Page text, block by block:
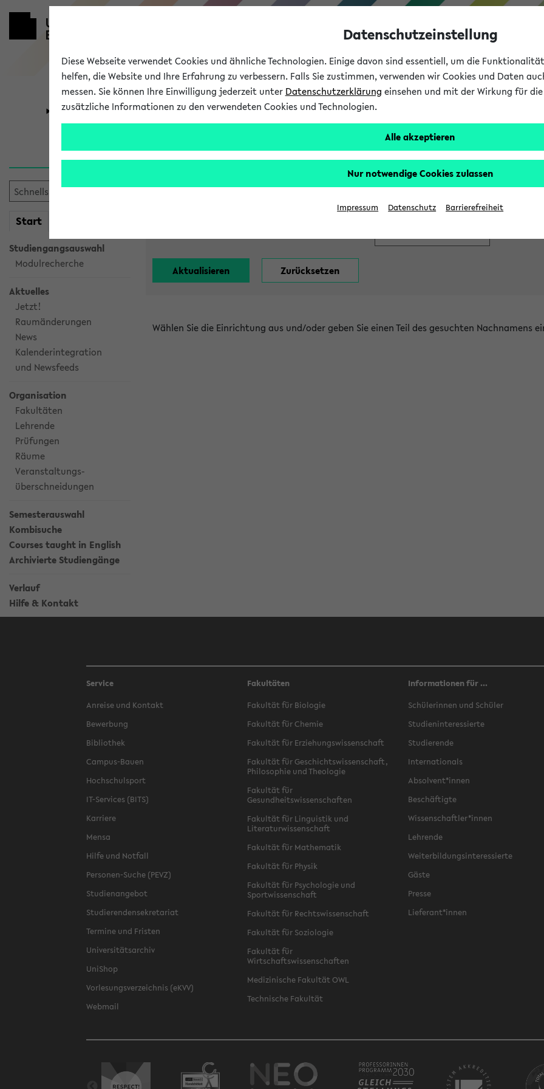
Universität Forschung Studium
Start
Studiengangsauswahl
Modulrecherche
Aktuelles
Jetzt!
Raumänderungen
News
Kalenderintegration
und Newsfeeds
Organisation
Fakultäten
Lehrende
Prüfungen
Räume
Veranstaltungs-
überschneidungen
Semesterauswahl
Kombisuche
Courses taught in English
Archivierte Studiengänge
Verlauf
Hilfe & Kontakt
Alle Lehrenden
Wählen Sie die Einrichtung aus und/oder geben Sie einen Teil des gesuchten Nachnamens
Service
Anreise und Kontakt
Bewerbung
Bibliothek
Campus-Bauen
Hochschulsport
IT-Services (BITS)
Karriere
Mensa
Hilfe und Notfall
Personen-Suche (PEVZ)
Studienangebot
Studierendensekretariat
Termine und Fristen
Universitätsarchiv
UniShop
Vorlesungsverzeichnis (eKVV)
Webmail
Fakultäten
Fakultät für Biologie
Fakultät für Chemie
Fakultät für Erziehungswissenschaft
Fakultät für Geschichtswissenschaft,
Philosophie und Theologie
Fakultät für
Gesundheitswissenschaften
Fakultät für Linguistik und
Literaturwissenschaft
Fakultät für Mathematik
Fakultät für Physik
Fakultät für Psychologie und
Sportwissenschaft
Fakultät für Rechtswissenschaft
Fakultät für Soziologie
Fakultät für
Wirtschaftswissenschaften
Medizinische Fakultät OWL
Technische Fakultät
Informationen für ...
Schülerinnen und Schüler
Studieninteressierte
Studierende
Internationals
Absolvent*innen
Beschäftigte
Wissenschaftler*innen
Lehrende
Weiterbildungsinteressierte
Gäste
Presse
Lieferant*innen
Datenschutzeinstellung
Diese Webseite verwendet Cookies und ähnliche Technologien. Einige davon sind essentiell, um die
helfen, die Website und Ihre Erfahrung zu verbessern. Falls Sie zustimmen, verwenden wir Cookies und Daten
messen. Sie können Ihre Einwilligung jederzeit unter Datenschutzerklärung einsehen und mit der Wirkung für
zusätzliche Informationen zu den verwendeten Cookies und Technologien.
Alle akzeptieren
Nur notwendige Cookies zulassen
Impressum Datenschutz Barrierefreiheit